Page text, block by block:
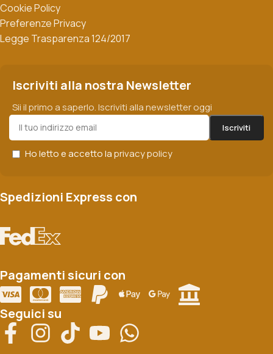
Cookie Policy
Preferenze Privacy
Legge Trasparenza 124/2017
Iscriviti alla nostra Newsletter
Sii il primo a saperlo. Iscriviti alla newsletter oggi
Ho letto e accetto laprivacy policy
Spedizioni Express con
Pagamenti sicuri con
Seguici su